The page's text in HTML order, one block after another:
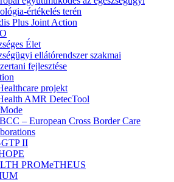
értékelés terén
Plus Joint Action
Élet
ellátórendszer szakmai
fejlesztése
projekt
AMR DetecTool
– European Cross Border Care
II
PROMeTHEUS